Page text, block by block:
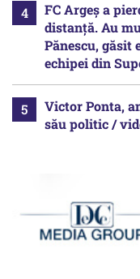
FC Argeș a
distanță. Au
Pănescu, găsit
echipei din
Victor Ponta,
său politic /